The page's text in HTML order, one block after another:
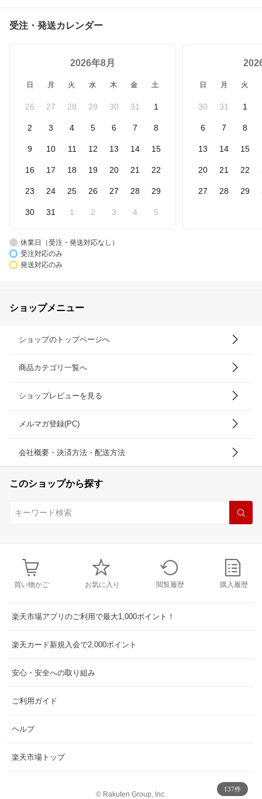
137件
受注・発送カレンダー
2026年8月
日 月 火 水 木 金 土
26 27 28 29 30 31 1
2 3 4 5 6 7 8
9 10 11 12 13 14 15
16 17 18 19 20 21 22
23 24 25 26 27 28 29
30 31 1 2 3 4 5
日 月 火
30 31 1
6 7 8
13 14 15
20 21 22
27 28 29
休業日（受注・発送対応なし）
受注対応のみ
発送対応のみ
ショップメニュー
ショップのトップページへ
商品カテゴリ一覧へ
ショップレビューを見る
メルマガ登録(PC)
会社概要・決済方法・配送方法
このショップから探す
買い物かご お気に入り 閲覧履歴 購入履歴
楽天市場アプリのご利用で最大1,000ポイント！
楽天カード新規入会で2,000ポイント
安心・安全への取り組み
ご利用ガイド
ヘルプ
楽天市場トップ
© Rakuten Group, Inc.